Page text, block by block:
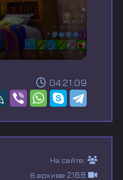
04:21:09
На сайте:
В архиве 2168